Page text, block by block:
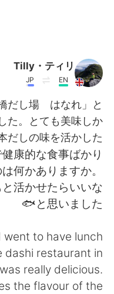
Tilly・ティリ
EN
JP
だし場 はなれ」と
た。とても美味しか
だしの味を活かした
康的な食事ばかり
何かありますか。
活かせたらいいな
と思いました🐟
to have lunch
dashi restaurant in
really delicious.
the flavour of the